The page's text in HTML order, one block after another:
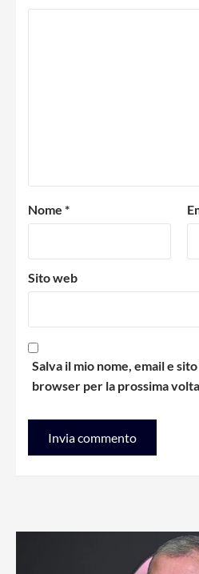
Nome *
Sito web
Salva il mio nome, email e
browser per la prossima